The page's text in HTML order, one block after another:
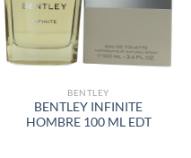
DESEOS
BENTLEY
BENTLEY INFINITE
HOMBRE 100 ML EDT